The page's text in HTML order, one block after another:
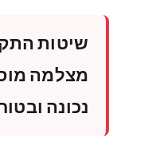
שיטות
מצלמה
נכונה